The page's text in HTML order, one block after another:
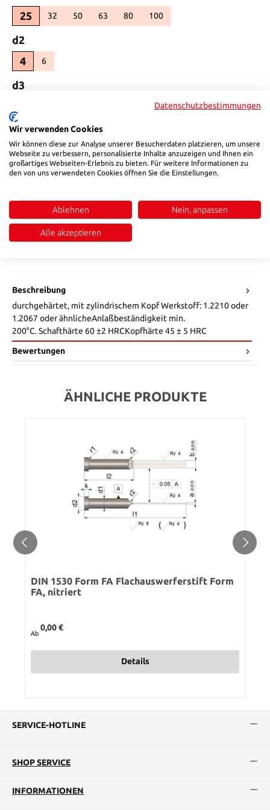
25
32(Diese Option ist zurzeit nicht verfügbar.)
50(Diese Option ist zurzeit nicht verfügbar.)
63(Diese Option ist zurzeit nicht verfügbar.)
80(Diese Option ist zurzeit nicht verfügbar.)
100(Diese Option ist zurzeit nicht
d2
4
6(Diese Option ist zurzeit nicht verfügbar.)
d3
(Diese Option ist zurzeit nicht verfügbar.)
Kauswählen
2
3(Diese Option ist zurzeit nicht verfügbar.)
r_ auswählen
(Diese Option ist zurzeit nicht verfügbar.)
Produkt Anzahl: Gib den gewünschten Wert ein oder benutze die
Beschreibung
durchgehärtet, mit zylindrischem Kopf Werkstoff: 1.2210 oder
1.2067 oder ähnlicheAnlaßbeständigkeit min.
200°C. Schafthärte 60 ±2 HRCKopfhärte 45 ± 5 HRC
Bewertungen
ÄHNLICHE PRODUKTE
DIN 1530 Form FA Flachauswerferstift Form
FA, nitriert
Ab
0,00 €
Details
SERVICE-HOTLINE
SHOP SERVICE
INFORMATIONEN
Datenschutzbestimmungen
Wir verwenden Cookies
Wir können diese zur Analyse unserer Besucherdaten platzieren, um unsere
Webseite zu verbessern, personalisierte Inhalte anzuzeigen und Ihnen ein
großartiges Webseiten-Erlebnis zu bieten. Für weitere Informationen zu
den von uns verwendeten Cookies öffnen Sie die Einstellungen.
Ablehnen Nein, anpassen
Alle akzeptieren